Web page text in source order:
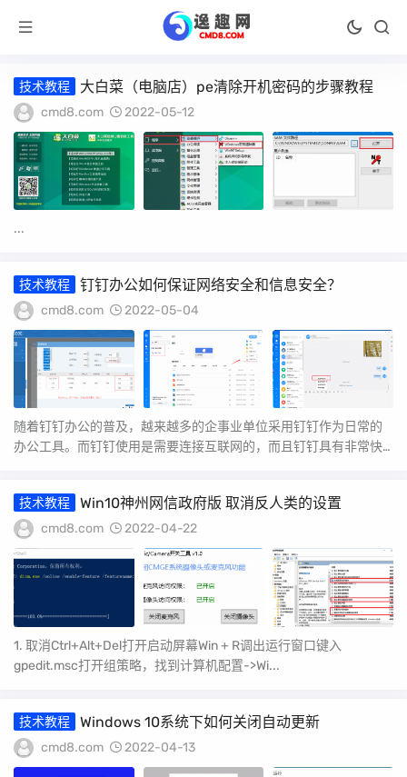
技术教程 大白菜（电脑店）pe清除开机密码的步骤教程
cmd8.com 2022-05-12
...
技术教程 钉钉办公如何保证网络安全和信息安全？
cmd8.com 2022-05-04
随着钉钉办公的普及，越来越多的企事业单位采用钉钉作为日常的
办公工具。而钉钉使用是需要连接互联网的，而且钉钉具有非常快
技术教程 Win10神州网信政府版 取消反人类的设置
cmd8.com 2022-04-22
1. 取消Ctrl+Alt+Del打开启动屏幕Win + R调出运行窗口键入
gpedit.msc打开组策略，找到计算机配置->Wi...
技术教程 Windows 10系统下如何关闭自动更新
cmd8.com 2022-04-13